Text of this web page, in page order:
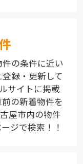
の条件に近い
録・更新して
サイトに掲載
の新着物件を
屋市内の物件
ジで検索！！